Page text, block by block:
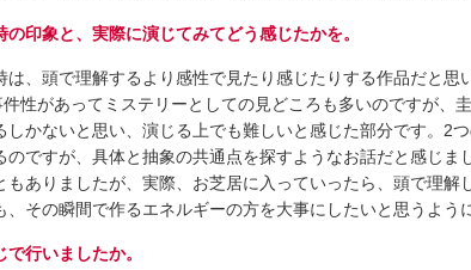
の印象と、実際に演じてみてどう感じたかを。
、頭で理解するより感性で見たり感じたりする作品だと思
性があってミステリーとしての見どころも多いのですが、
しかないと思い、演じる上でも難しいと感じた部分です。2
のですが、具体と抽象の共通点を探すようなお話だと感じま
もありましたが、実際、お芝居に入っていったら、頭で理解
、その瞬間で作るエネルギーの方を大事にしたいと思うよう
行いましたか。